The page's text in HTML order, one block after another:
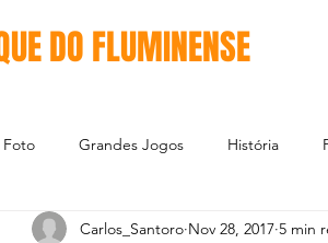
DO FLUMINENSE
Foto Grandes Jogos História
Carlos_Santoro Nov 28, 2017 5 min